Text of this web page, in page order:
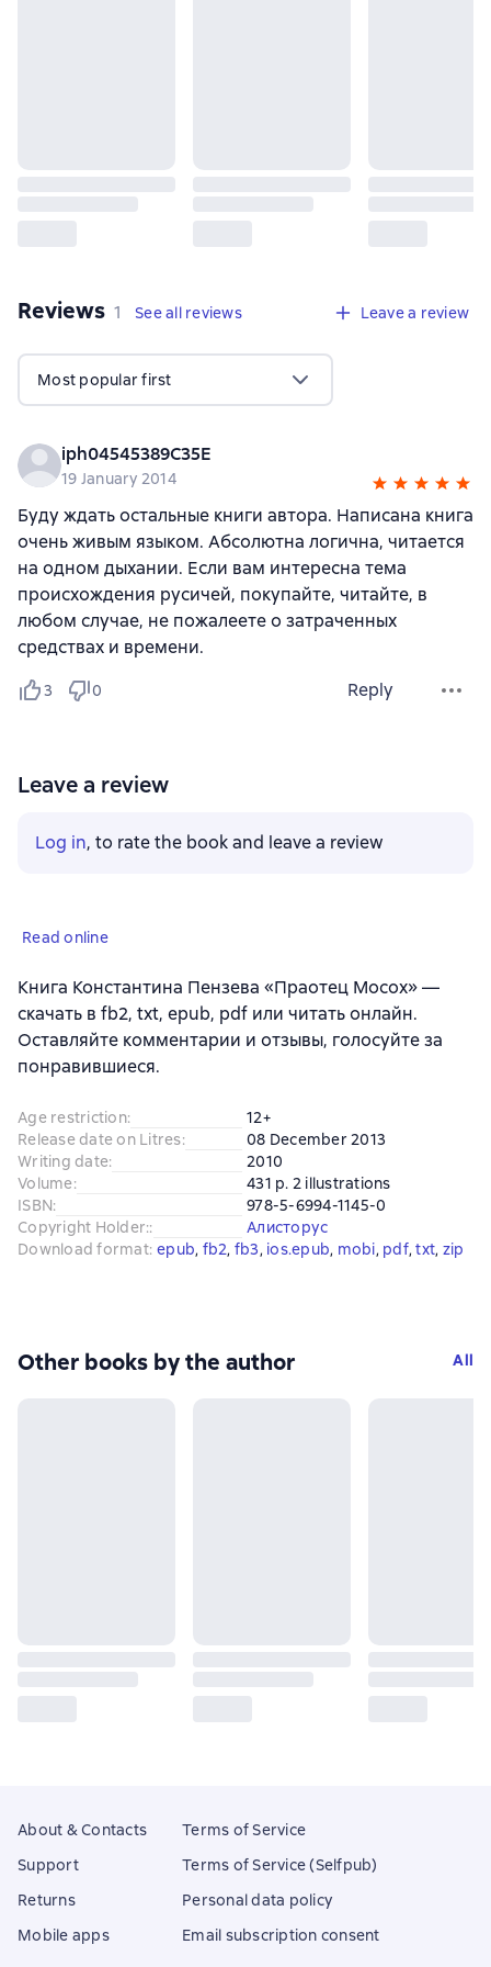
Reviews 1 review
1 See all reviews Leave a review
Most popular first
iph04545389C35E
19 January 2014
Буду ждать остальные книги автора. Написана книга
очень живым языком. Абсолютна логична, читается
на одном дыхании. Если вам интересна тема
происхождения русичей, покупайте, читайте, в
любом случае, не пожалеете о затраченных
средствах и времени.
3 0 Reply
Leave a review
Log in, to rate the book and leave a review
Read online
Книга Константина Пензева «Праотец Мосох» —
скачать в fb2, txt, epub, pdf или читать онлайн.
Оставляйте комментарии и отзывы, голосуйте за
понравившиеся.
Age restriction:
12+
Release date on Litres:
08 December 2013
Writing date:
2010
Volume:
431 p. 2 illustrations
ISBN:
978-5-6994-1145-0
Copyright Holder::
Алисторус
Download format: epub, fb2, fb3, ios.epub, mobi, pdf, txt, zip
Other books by the author All
About & Contacts
Support
Returns
Mobile apps
Terms of Service
Terms of Service (Selfpub)
Personal data policy
Email subscription consent